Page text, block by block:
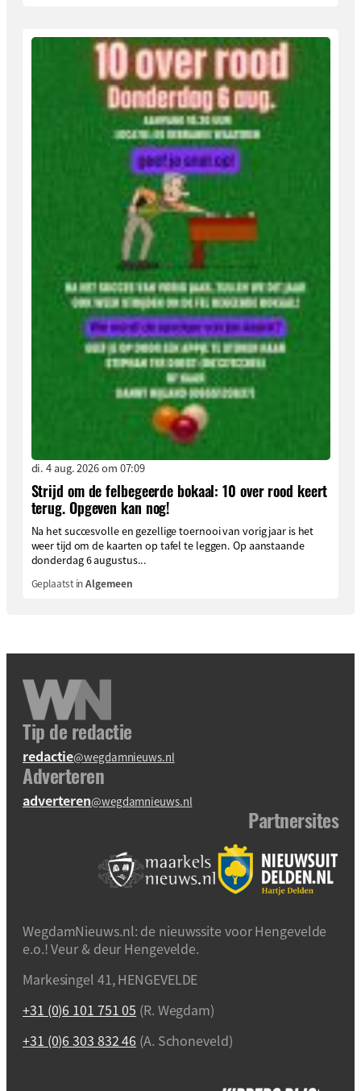
di. 4 aug. 2026 om 07:09
Strijd om de felbegeerde bokaal: 10 over rood keert
terug. Opgeven kan nog!
Na het succesvolle en gezellige toernooi van vorig jaar is het
weer tijd om de kaarten op tafel te leggen. Op aanstaande
donderdag 6 augustus...
Geplaatst inAlgemeen
Tip de redactie
redactie@wegdamnieuws.nl
Adverteren
adverteren@wegdamnieuws.nl
Partnersites
WegdamNieuws.nl: de nieuwssite voor Hengevelde
e.o.! Veur & deur Hengevelde.
Markesingel 41, HENGEVELDE
+31 (0)6 101 751 05 (R. Wegdam)
+31 (0)6 303 832 46 (A. Schoneveld)